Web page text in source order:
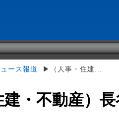
ース報道 ▶（人事・住建...
建・不動産）